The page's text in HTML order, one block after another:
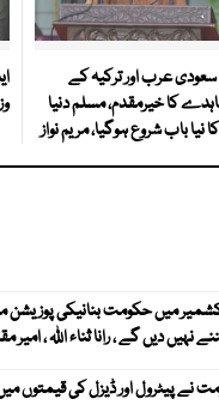
سعودی عرب اور ترکیہ کے
کا خیرمقدم، مسلم دنیا
نیا باب شروع ہوگیا، مریم نواز
کشمیر میں حکومت بنانیکی پوزیشن
نہیں دیں گے ، رانا ثناء اللہ ، امیر
نے پیٹرول اور ڈیزل کی قیمتوں